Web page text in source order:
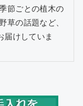
節ごとの植木の
草の話題など、
届けしていま